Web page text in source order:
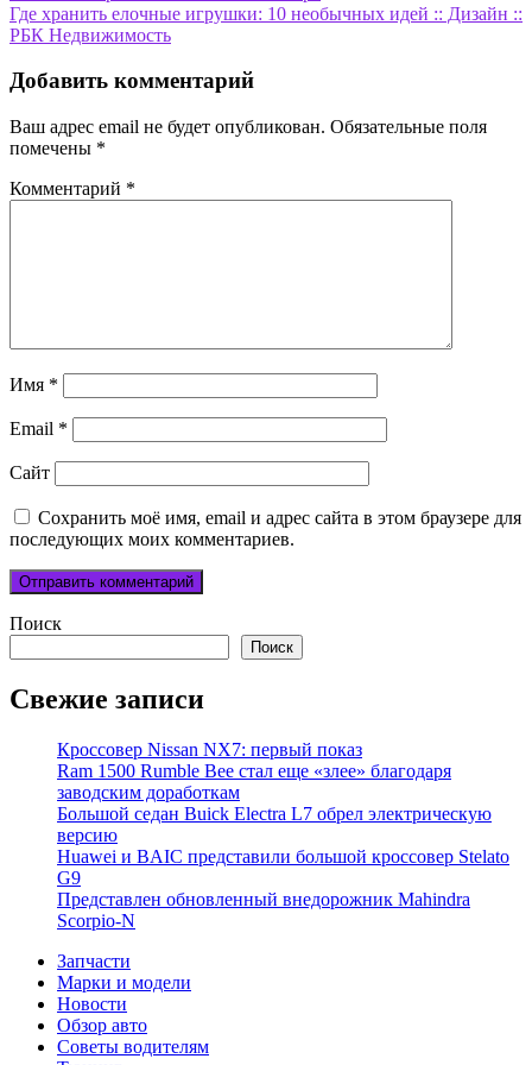
по
записям
Где хранить елочные игрушки: 10 необычных идей :: Дизайн ::
РБК Недвижимость
Добавить комментарий
Ваш адрес email не будет опубликован. Обязательные поля
помечены *
Комментарий *
Имя *
Email *
Сайт
Сохранить моё имя, email и адрес сайта в этом браузере для
последующих моих комментариев.
Поиск
Поиск
Свежие записи
Кроссовер Nissan NX7: первый показ
Ram 1500 Rumble Bee стал еще «злее» благодаря
заводским доработкам
Большой седан Buick Electra L7 обрел электрическую
версию
Huawei и BAIC представили большой кроссовер Stelato
G9
Представлен обновленный внедорожник Mahindra
Scorpio-N
Запчасти
Марки и модели
Новости
Обзор авто
Советы водителям